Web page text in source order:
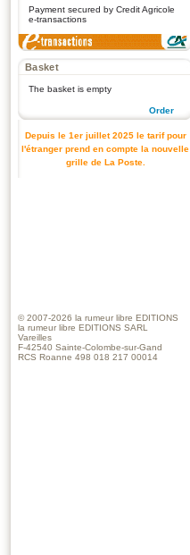
Payment secured by Credit Agricole
e-transactions
Basket
The basket is empty
Order
Depuis le 1er juillet 2025 le tarif pour
l'étranger prend en compte la nouvelle
grille de La Poste.
© 2007-2026 la rumeur libre EDITIONS
la rumeur libre EDITIONS SARL
Vareilles
F-42540 Sainte-Colombe-sur-Gand
RCS Roanne 498 018 217 00014